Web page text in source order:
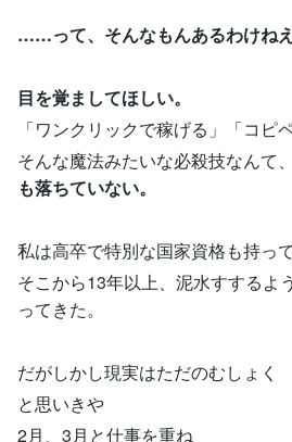
……って、そんなもんあるわけねえ
目を覚ましてほしい。
「ワンクリックで稼げる」「コピ
そんな魔法みたいな必殺技なんて、
も落ちていない。
私は高卒で特別な国家資格も持って
そこから13年以上、泥水すするよ
ってきた。
だがしかし現実はただのむしょく
と思いきや
2月、3月と仕事を重ね